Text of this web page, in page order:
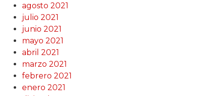
agosto 2021
julio 2021
junio 2021
mayo 2021
abril 2021
marzo 2021
febrero 2021
enero 2021